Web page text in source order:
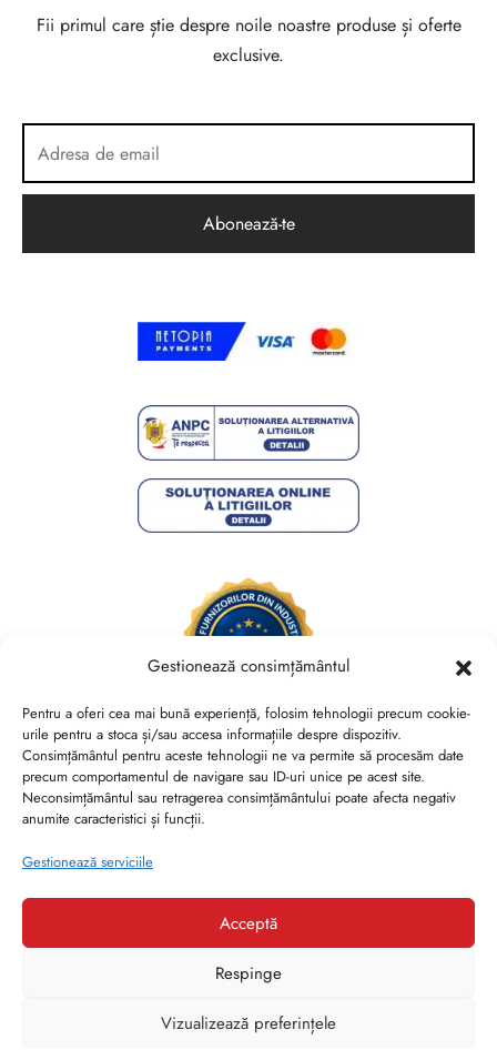
Gestionează consimțământul
Pentru a oferi cea mai bună experiență, folosim tehnologii precum cookie-
urile pentru a stoca și/sau accesa informațiile despre dispozitiv.
Consimțământul pentru aceste tehnologii ne va permite să procesăm date
precum comportamentul de navigare sau ID-uri unice pe acest site.
Neconsimțământul sau retragerea consimțământului poate afecta negativ
anumite caracteristici și funcții.
Gestionează serviciile
Acceptă
Respinge
Vizualizează preferințele
Fii primul care știe despre noile noastre produse și oferte
exclusive.
Brides Shoes By Veronesse S.R.L.
RO44730767, J40/13882/2021, Cod CAEN 1520
Str. Nicolae Canea, Nr. 53, Sector 2, Bucuresti
© Veronesse - High Heels. High Living!
Ai nevoie de ajutor?